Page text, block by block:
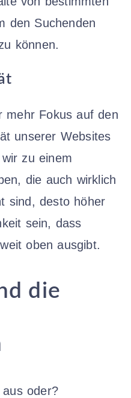
den Suchenden
können.
mehr Fokus auf den
unserer Websites
zu einem
die auch wirklich
sind, desto höher
sein, dass
oben ausgibt.
die
oder?